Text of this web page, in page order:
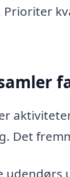
Prioriter
Det